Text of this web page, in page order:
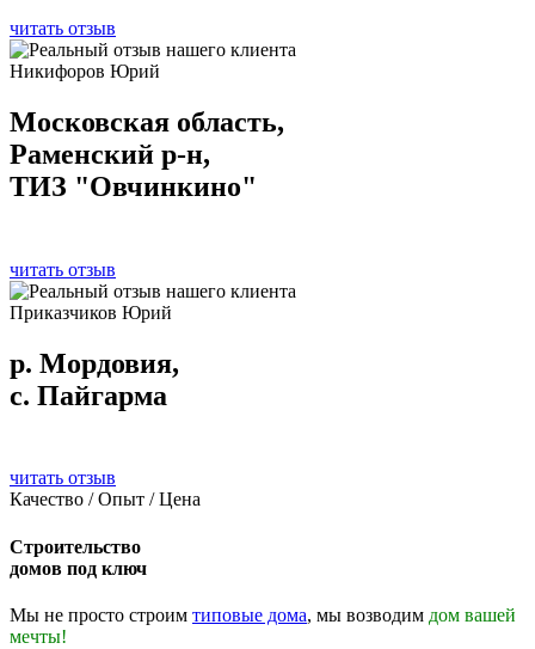
читать отзыв
Никифоров Юрий
Московская область,
Раменский р-н,
ТИЗ "Овчинкино"
читать отзыв
Приказчиков Юрий
р. Мордовия,
с. Пайгарма
читать отзыв
Качество / Опыт / Цена
Строительство
домов под ключ
Мы не просто строим типовые дома, мы возводим дом вашей
мечты!